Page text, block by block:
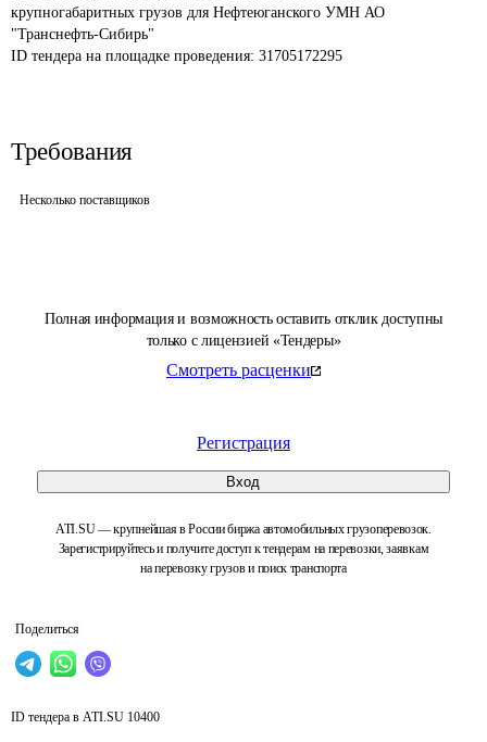
Полная информация и возможность оставить отклик доступны
только с лицензией «Тендеры»
Смотреть расценки
Регистрация
Вход
ATI.SU — крупнейшая в России биржа автомобильных грузоперевозок.
Зарегистрируйтесь и получите доступ к тендерам на перевозки, заявкам
на перевозку грузов и поиск транспорта
Поделиться
крупногабаритных грузов для Нефтеюганского УМН АО
"Транснефть-Сибирь"
ID тендера на площадке проведения: 31705172295
Требования
Несколько поставщиков
ID тендера в ATI.SU 10400